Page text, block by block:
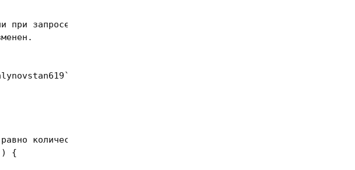
(`post_id`, `new_comm`,
количеству "всего", то обновляем и перезаписываем. */
{